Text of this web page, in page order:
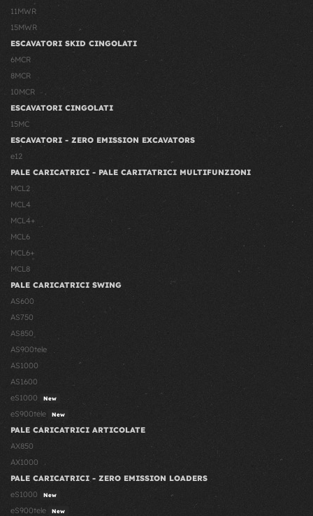
11MWR
15MWR
ESCAVATORI SKID CINGOLATI
6MCR
8MCR
10MCR
ESCAVATORI CINGOLATI
15MC
ESCAVATORI - ZERO EMISSION EXCAVATORS
e12
PALE CARICATRICI - PALE CARITATRICI MULTIFUNZIONI
MCL2
MCL4
MCL4+
MCL6
MCL6+
MCL8
PALE CARICATRICI SWING
AS600
AS750
AS850
AS900tele
AS1000
AS1600
eS1000
New
eS900tele New
PALE CARICATRICI ARTICOLATE
AX850
AX1000
PALE CARICATRICI - ZERO EMISSION LOADERS
eS1000
New
eS900tele New